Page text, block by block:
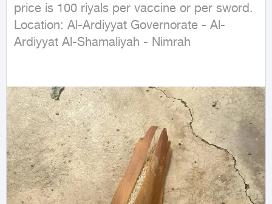
price is 100 riyals per vaccine or per sword.
Location: Al-Ardiyyat Governorate - Al-
Ardiyyat Al-Shamaliyah - Nimrah